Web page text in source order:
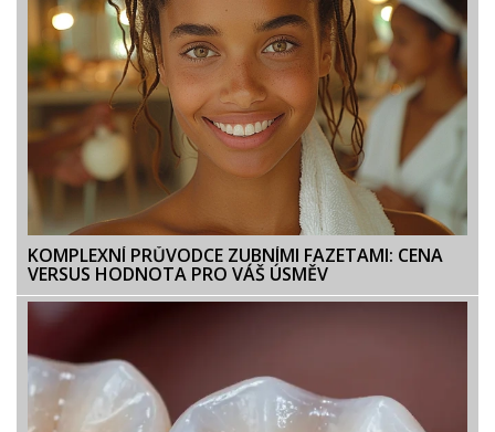
KOMPLEXNÍ PRŮVODCE ZUBNÍMI FAZETAMI: CENA
VERSUS HODNOTA PRO VÁŠ ÚSMĚV